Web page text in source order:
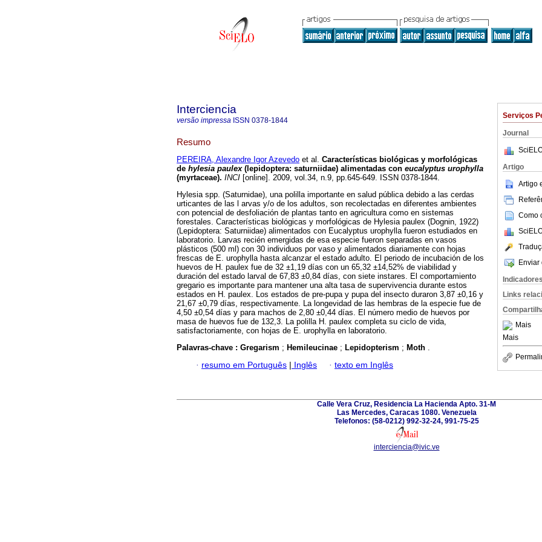
Serviços
Journal
Artigo
Artigo
Como
Enviar
Indicadores
Links
Mais
Mais
Interciencia
versão impressa ISSN 0378-1844
Resumo
PEREIRA, Alexandre Igor Azevedo et al. Características biológicas y morfológicas
de hylesia paulex (lepidoptera: saturniidae) alimentadas con eucalyptus urophylla
(myrtaceae). INCI [online]. 2009, vol.34, n.9, pp.645-649. ISSN 0378-1844.
Hylesia spp. (Saturnidae), una polilla importante en salud pública debido a las cerdas
urticantes de las l arvas y/o de los adultos, son recolectadas en diferentes ambientes
con potencial de desfoliación de plantas tanto en agricultura como en sistemas
forestales. Características biológicas y morfológicas de Hylesia paulex (Dognin, 1922)
(Lepidoptera: Saturniidae) alimentados con Eucalyptus urophylla fueron estudiados en
laboratorio. Larvas recién emergidas de esa especie fueron separadas en vasos
plásticos (500 ml) con 30 individuos por vaso y alimentados diariamente con hojas
frescas de E. urophylla hasta alcanzar el estado adulto. El periodo de incubación de los
huevos de H. paulex fue de 32 ±1,19 días con un 65,32 ±14,52% de viabilidad y
duración del estado larval de 67,83 ±0,84 días, con siete instares. El comportamiento
gregario es importante para mantener una alta tasa de supervivencia durante estos
estados en H. paulex. Los estados de pre-pupa y pupa del insecto duraron 3,87 ±0,16 y
21,67 ±0,79 días, respectivamente. La longevidad de las hembras de la especie fue de
4,50 ±0,54 días y para machos de 2,80 ±0,44 días. El número medio de huevos por
masa de huevos fue de 132,3. La polilla H. paulex completa su ciclo de vida,
satisfactoriamente, con hojas de E. urophylla en laboratorio.
Palavras-chave : Gregarism ; Hemileucinae ; Lepidopterism ; Moth .
· resumo em Português | Inglês · texto em Inglês
Calle Vera Cruz, Residencia La Hacienda Apto. 31-M
Las Mercedes, Caracas 1080. Venezuela
Telefonos: (58-0212) 992-32-24, 991-75-25
interciencia@ivic.ve